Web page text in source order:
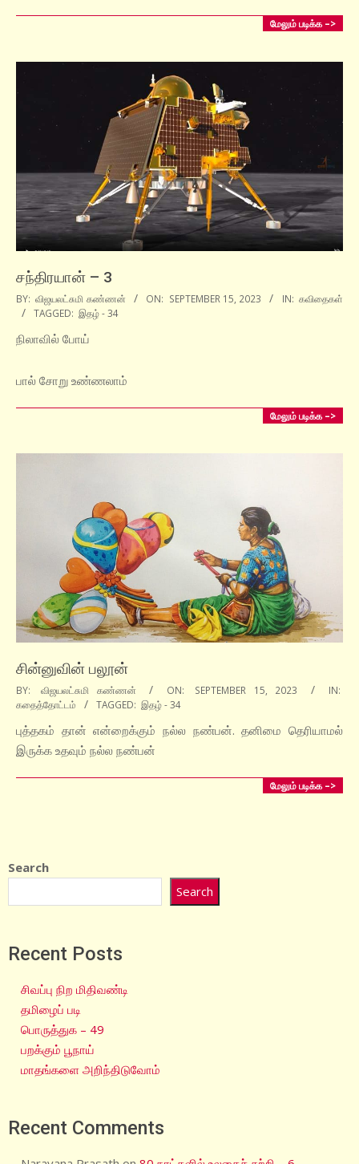
மேலும் படிக்க –>
சந்திரயான் – 3
2023-
09-
15
BY: விஜயலட்சுமி கண்ணன் ON: SEPTEMBER 15, 2023 IN: கவிதைகள்
TAGGED: இதழ் - 34
நிலாவில் போய்
பால் சோறு உண்ணலாம்
மேலும் படிக்க –>
சின்னுவின் பலூன்
2023-
09-
15
BY: விஜயலட்சுமி கண்ணன் ON: SEPTEMBER 15, 2023
IN:
கதைத்தோட்டம்
TAGGED: இதழ் - 34
புத்தகம் தான் என்றைக்கும் நல்ல நண்பன். தனிமை தெரியாமல்
இருக்க உதவும் நல்ல நண்பன்
மேலும் படிக்க –>
Search
Search
Recent Posts
சிவப்பு நிற மிதிவண்டி
தமிழைப் படி
பொருத்துக – 49
பறக்கும் பூநாய்
மாதங்களை அறிந்திடுவோம்
Recent Comments